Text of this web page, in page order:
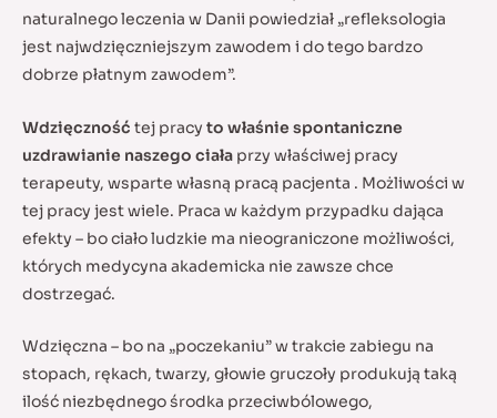
naturalnego leczenia w Danii powiedział „refleksologia
jest najwdzięczniejszym zawodem i do tego bardzo
dobrze płatnym zawodem”.
Wdzięczność tej pracy to właśnie spontaniczne
uzdrawianie naszego ciała przy właściwej pracy
terapeuty, wsparte własną pracą pacjenta . Możliwości w
tej pracy jest wiele. Praca w każdym przypadku dająca
efekty – bo ciało ludzkie ma nieograniczone możliwości,
których medycyna akademicka nie zawsze chce
dostrzegać.
Wdzięczna – bo na „poczekaniu” w trakcie zabiegu na
stopach, rękach, twarzy, głowie gruczoły produkują taką
ilość niezbędnego środka przeciwbólowego,